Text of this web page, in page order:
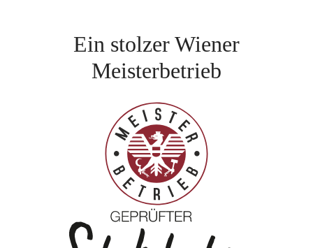
Ein stolzer Wiener
Meisterbetrieb